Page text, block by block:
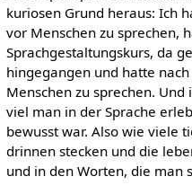
kuriosen Grund heraus: Ich
vor Menschen zu sprechen,
Sprachgestaltungskurs, da
hingegangen und hatte
Menschen zu sprechen.
viel man in der Sprache
bewusst war. Also wie viele
drinnen stecken und die
und in den Worten, die man